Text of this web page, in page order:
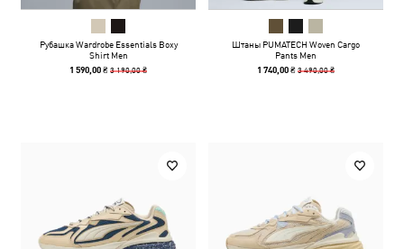
Рубашка Wardrobe Essentials Boxy
Shirt Men
1 590,00 ₴3 190,00 ₴
Штаны PUMATECH Woven Cargo
Pants Men
1 740,00 ₴3 490,00 ₴